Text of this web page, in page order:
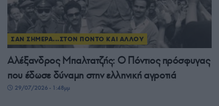
ΣΑΝ ΣΗΜΕΡΑ...ΣΤΟΝ ΠΟΝΤΟ ΚΑΙ ΑΛΛΟΥ
Αλέξανδρος Μπαλτατζής: Ο Πόντιος πρόσφυγας
που έδωσε δύναμη στην ελληνική αγροτιά
29/07/2026 - 1:48μμ